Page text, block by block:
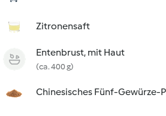
Zitronensaft
Entenbrust, mit Haut
(ca. 400 g)
Chinesisches Fünf-Gewürze-